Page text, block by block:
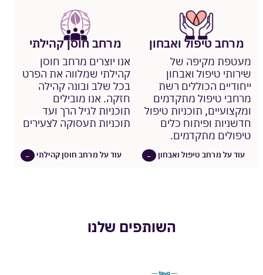
מרחב טיפול ואבחון
מעטפת מקיפה של
שירותי טיפול ואבחון
ייחודיים הכוללים רשת
מרחבי טיפול מתקדמים
ומקצועיים, תוכניות טיפול
חדשניות ופיתוח כלים
טיפולים מתקדמים.
עוד על מרחב טיפול ואבחון ←
מרחב חוסן קהילתי
אנו יוצרים מרחב חוסן
קהילתי שמלווה את הפרט
בכל שלב ובונה קהילה
חזקה. אנו מובילים
תוכניות לגיל הרך ועד
תוכניות תעסוקה לצעירים
עוד על מרחב חוסן קהילתי ←
השותפים שלנו